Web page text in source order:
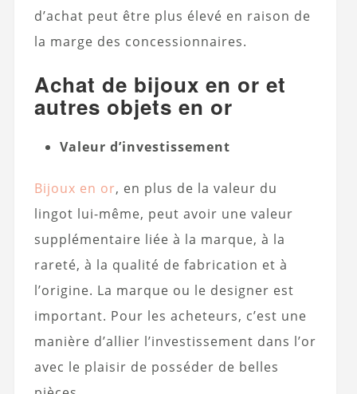
d’achat peut être plus élevé en raison de
la marge des concessionnaires.
Achat de bijoux en or et
autres objets en or
Valeur d’investissement
Bijoux en or, en plus de la valeur du
lingot lui-même, peut avoir une valeur
supplémentaire liée à la marque, à la
rareté, à la qualité de fabrication et à
l’origine. La marque ou le designer est
important. Pour les acheteurs, c’est une
manière d’allier l’investissement dans l’or
avec le plaisir de posséder de belles